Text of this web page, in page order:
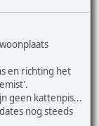
en richting het
geen kattenpis...
nog steeds